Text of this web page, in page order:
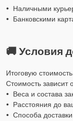
• Наличными
• Банковскими
🚚 Условия
Итоговую
Стоимость зависит
• Веса и состава
• Расстояния до
• Способа